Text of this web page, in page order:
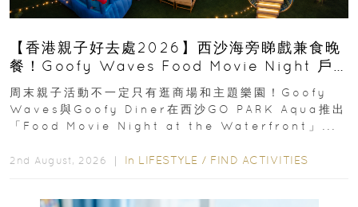
【香港親子好去處2026】西沙海旁睇戲兼食晚
餐！Goofy Waves Food Movie Night 戶
外影院逢週末登場
周末親子活動不一定只有逛商場和主題樂園！Goofy
Waves與Goofy Diner在西沙GO PARK Aqua推出
「Food Movie Night at the Waterfront」...
2nd August, 2026 ｜ In LIFESTYLE / FIND ACTIVITIES